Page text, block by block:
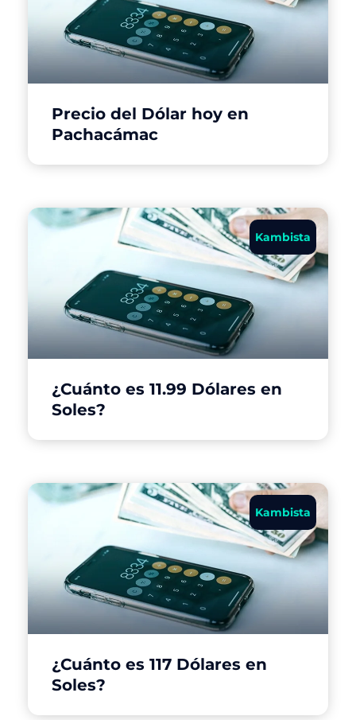
Precio del Dólar hoy en
Pachacámac
Kambista
¿Cuánto es 11.99 Dólares en
Soles?
Kambista
¿Cuánto es 117 Dólares en
Soles?